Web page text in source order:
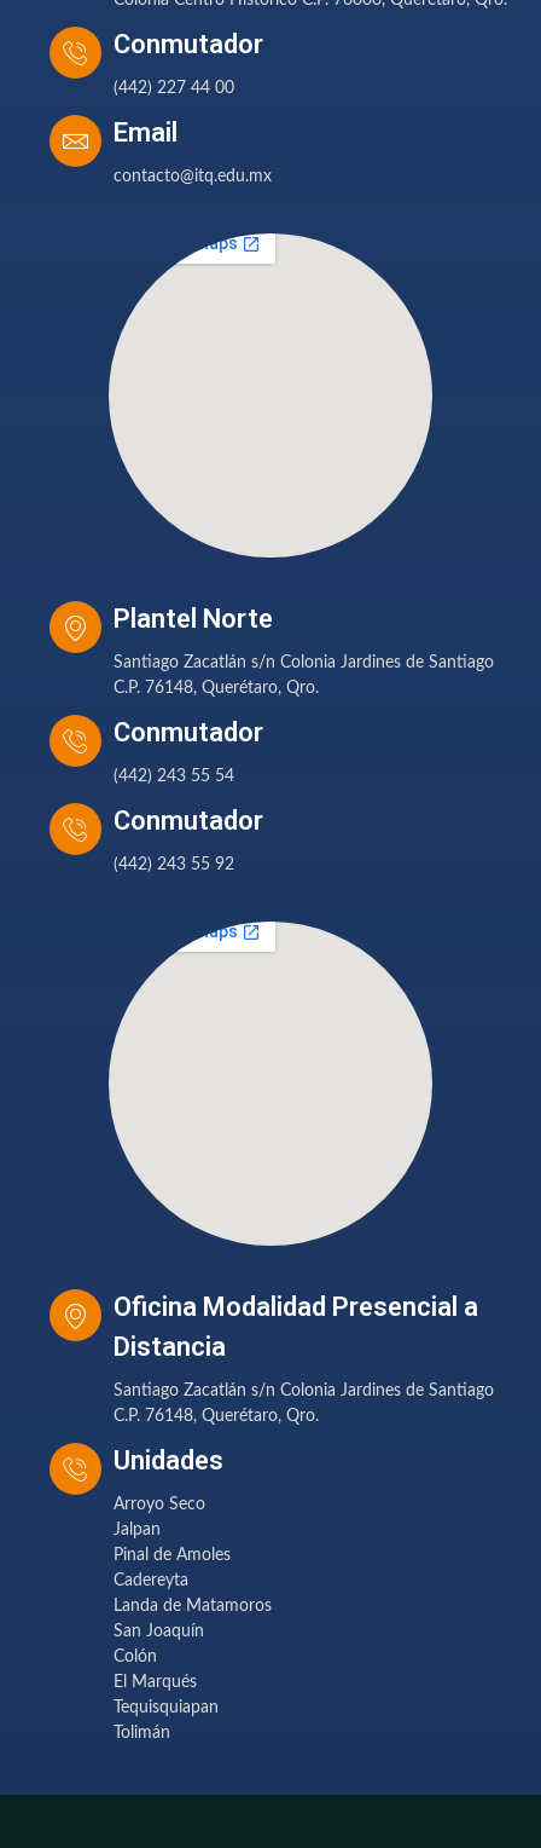
Conmutador
(442) 227 44 00
Email
contacto@itq.edu.mx
Plantel Norte
Santiago Zacatlán s/n Colonia Jardines de Santiago
C.P. 76148, Querétaro, Qro.
Conmutador
(442) 243 55 54
Conmutador
(442) 243 55 92
Oficina Modalidad Presencial a
Distancia
Santiago Zacatlán s/n Colonia Jardines de Santiago
C.P. 76148, Querétaro, Qro.
Unidades
Arroyo Seco
Jalpan
Pinal de Amoles
Cadereyta
Landa de Matamoros
San Joaquín
Colón
El Marqués
Tequisquiapan
Tolimán